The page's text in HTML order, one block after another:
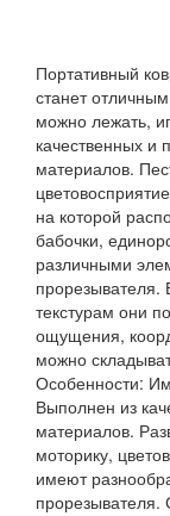
Портативный
станет
можно лежать,
качественных и
материалов.
на которой
бабочки,
различными
текстурам они
ощущения,
можно
Особенности:
Выполнен из
материалов.
моторику,
имеют
прорезывателя.